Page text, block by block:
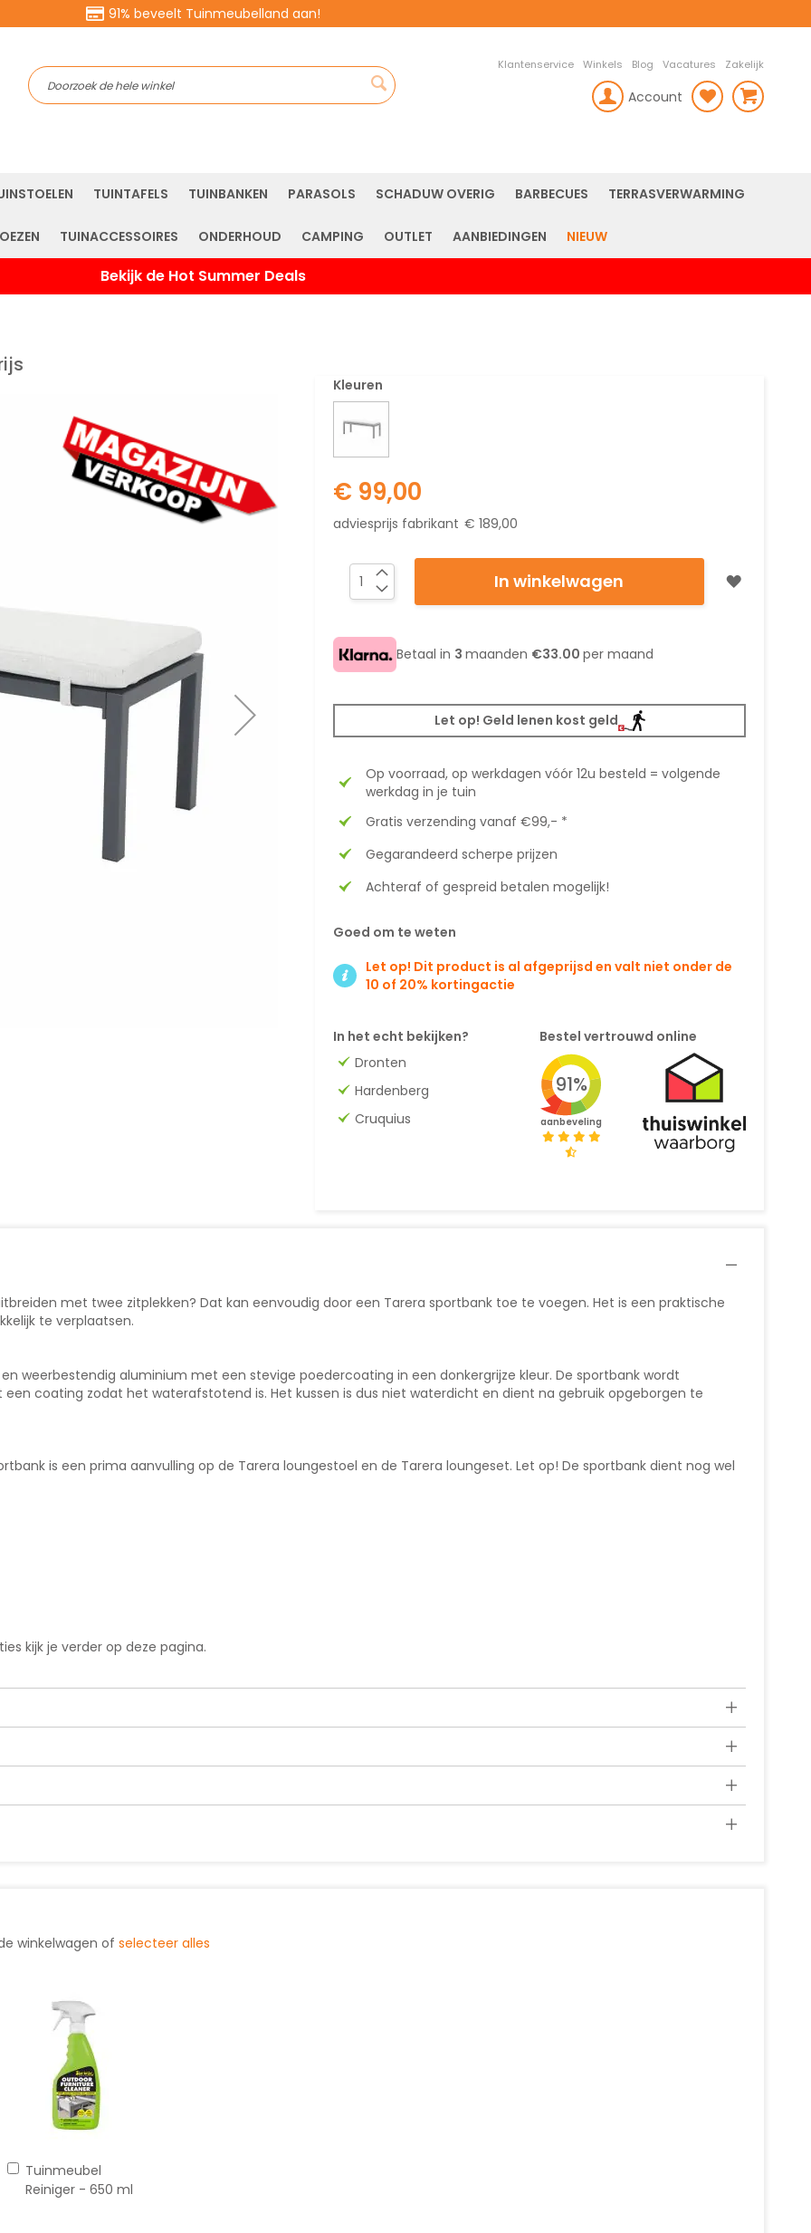
91% beveelt Tuinmeubelland aan!
Search
Klantenservice Winkels Blog Vacatures Zakelijk
Account
TUINTAFELS TUINBANKEN PARASOLS SCHADUW OVERIG BARBECUES TERRASVERWARMING
TUINACCESSOIRES ONDERHOUD CAMPING OUTLET AANBIEDINGEN NIEUW
Bekijk de Hot Summer Deals
Kleuren
€ 99,00
adviesprijs fabrikant € 189,00
In winkelwagen
Betaal in 3 maanden €33.00 per maand
Let op! Geld lenen kost geld
Op voorraad, op werkdagen vóór 12u besteld = volgende
werkdag in je tuin
Gratis verzending vanaf €99,- *
Gegarandeerd scherpe prijzen
Achteraf of gespreid betalen mogelijk!
Goed om te weten
Let op! Dit product is al afgeprijsd en valt niet onder de
10 of 20% kortingactie
In het echt bekijken?
Dronten
Hardenberg
Cruquius
Bestel vertrouwd online
91%
aanbeveling
met twee zitplekken? Dat kan eenvoudig door een Tarera sportbank toe te voegen. Het is een praktische
te verplaatsen.
weerbestendig aluminium met een stevige poedercoating in een donkergrijze kleur. De sportbank wordt
coating zodat het waterafstotend is. Het kussen is dus niet waterdicht en dient na gebruik opgeborgen te
is een prima aanvulling op de Tarera loungestoel en de Tarera loungeset. Let op! De sportbank dient nog wel
kijk je verder op deze pagina.
winkelwagen of selecteer alles
Tuinmeubel
Reiniger - 650 ml
In
winkelwagen